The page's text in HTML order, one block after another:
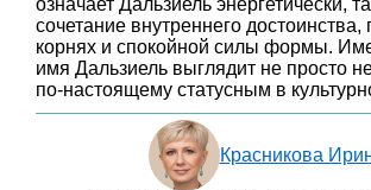
означает Дальзиель энергетически,
сочетание внутреннего достоинства,
корнях и спокойной силы формы.
имя Дальзиель выглядит не просто
по-настоящему статусным в
Красникова